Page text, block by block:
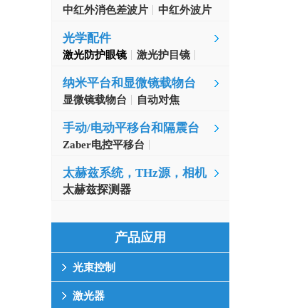
中红外消色差波片 中红外波片
光学配件
激光防护眼镜 激光护目镜
纳米平台和显微镜载物台
显微镜载物台 自动对焦
手动/电动平移台和隔震台
Zaber电控平移台
太赫兹系统，THz源，相机
太赫兹探测器
产品应用
光束控制
激光器